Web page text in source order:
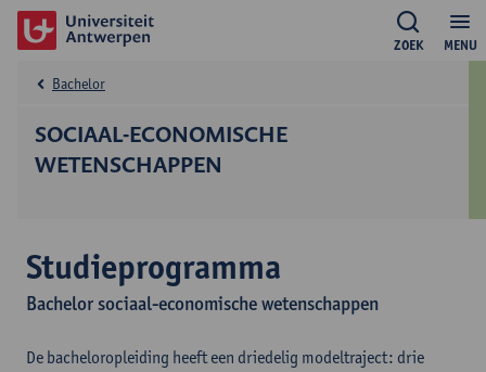
MENU
ZOEK
SOCIAAL-ECONOMISCHE
WETENSCHAPPEN
Bachelor
Studieprogramma
Bachelor sociaal-economische wetenschappen
De bacheloropleiding heeft een driedelig modeltraject: drie